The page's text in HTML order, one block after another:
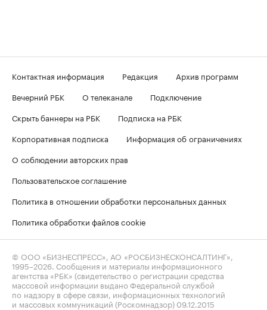
Контактная информация Редакция
Архив программ
Вечерний РБК
О телеканале
Подключение
Скрыть баннеры на РБК
Подписка на РБК
Корпоративная подписка
Информация об ограничениях
О соблюдении авторских прав
Пользовательское соглашение
Политика в отношении обработки персональных данных
Политика обработки файлов cookie
© ООО «БИЗНЕСПРЕСС», АО «РОСБИЗНЕСКОНСАЛТИНГ»,
1995–2026 . Сообщения и материалы информационного
агентства «РБК» (свидетельство о регистрации средства
массовой информации выдано Федеральной службой
по надзору в сфере связи, информационных технологий
и массовых коммуникаций (Роскомнадзор) 09.12.2015